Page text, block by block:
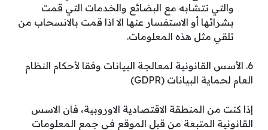
والتي تتشابه مع البضائع والخدمات التي قمت
بشرائها أو الاستفسار عنها الا اذا قمت بالانسحاب من
تلقي مثل هذه المعلومات.
6. الأسس القانونية لمعالجة البيانات وفقا لأحكام النظام
العام لحماية البيانات (GDPR)
إذا كنت من المنطقة الاقتصادية الاوروبية، فان الاسس
القانونية المتبعة من قبل الموقع في جمع المعلومات